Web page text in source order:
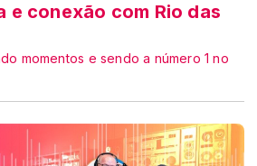
e conexão com Rio das
momentos e sendo a número 1 no